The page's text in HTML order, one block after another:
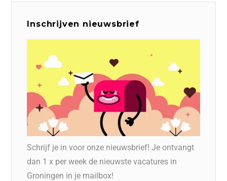
Inschrijven nieuwsbrief
Schrijf je in voor onze nieuwsbrief! Je ontvangt
dan 1 x per week de nieuwste vacatures in
Groningen in je mailbox!